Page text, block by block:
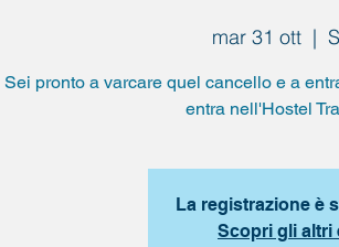
mar 31 ott
  |
Sei pronto a varcare quel cancello e a
entra nell'Hostel
La registrazione è
Scopri gli altri